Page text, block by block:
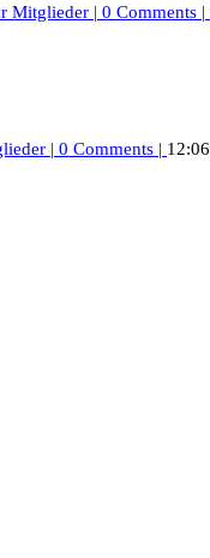
Mitglieder | 0 Comments |
| 0 Comments | 12:06